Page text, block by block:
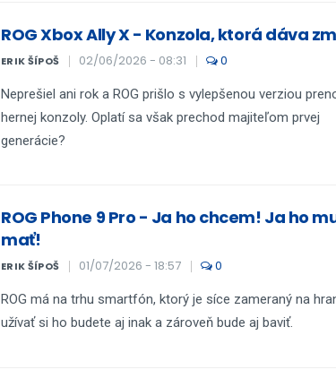
ROG Xbox Ally X - Konzola, ktorá dáva
ERIK ŠÍPOŠ 02/06/2026 - 08:31 0
Neprešiel ani rok a ROG prišlo s vylepšenou verziou
hernej konzoly. Oplatí sa však prechod majiteľom prvej
generácie?
ROG Phone 9 Pro - Ja ho chcem! Ja ho
mať!
ERIK ŠÍPOŠ 01/07/2026 - 18:57 0
ROG má na trhu smartfón, ktorý je síce zameraný na
užívať si ho budete aj inak a zároveň bude aj baviť.